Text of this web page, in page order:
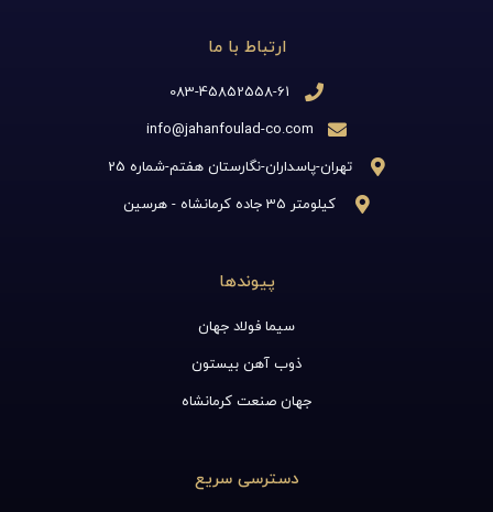
ارتباط با ما
083-45852558-61
info@jahanfoulad-co.com
تهران-پاسداران-نگارستان هفتم-شماره 25
کیلومتر 35 جاده کرمانشاه - هرسین
پیوندها
سیما فولاد جهان
ذوب آهن بیستون
جهان صنعت کرمانشاه
دسترسی سریع